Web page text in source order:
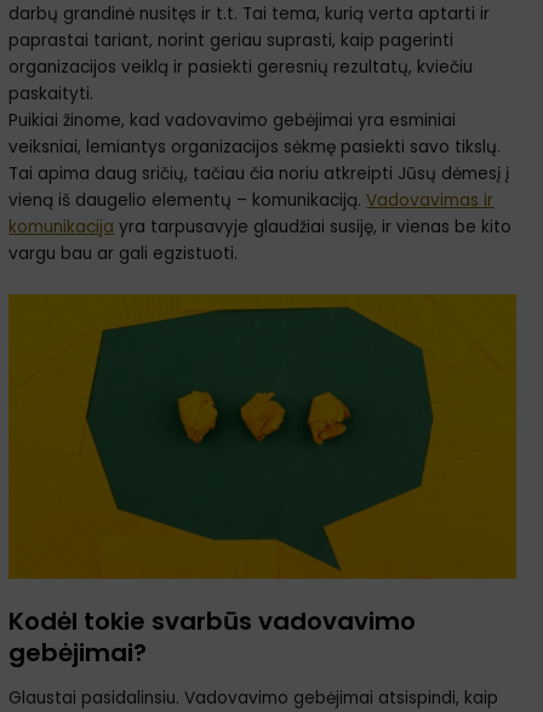
darbų grandinė nusitęs ir t.t. Tai tema, kurią verta aptarti ir
paprastai tariant, norint geriau suprasti, kaip pagerinti
organizacijos veiklą ir pasiekti geresnių rezultatų, kviečiu
paskaityti.
Puikiai žinome, kad vadovavimo gebėjimai yra esminiai
veiksniai, lemiantys organizacijos sėkmę pasiekti savo tikslų.
Tai apima daug sričių, tačiau čia noriu atkreipti Jūsų dėmesį į
vieną iš daugelio elementų – komunikaciją.Vadovavimas ir
komunikacija yra tarpusavyje glaudžiai susiję, ir vienas be kito
vargu bau ar gali egzistuoti.
Kodėl tokie svarbūs vadovavimo
gebėjimai?
Glaustai pasidalinsiu. Vadovavimo gebėjimai atsispindi, kaip